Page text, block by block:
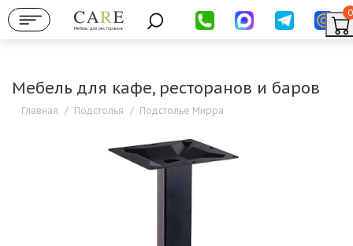
Мебель для ресторанов
0
Мебель для кафе, ресторанов и баров
Главная / Подстолья / Подстолье Мирра